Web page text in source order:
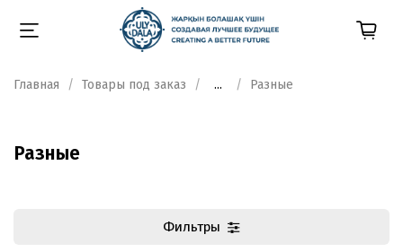
Главная Товары под заказ ... Разные
Разные
Фильтры